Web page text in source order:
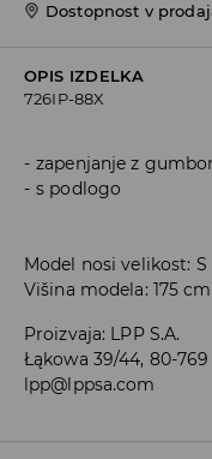
Dostopnost v
OPIS IZDELKA
726IP-88X
zapenjanje z
s podlogo
Model nosi velikost: S
Višina modela: 175 cm
Proizvaja: LPP S.A.
Łąkowa 39/44, 80-
lpp@lppsa.com